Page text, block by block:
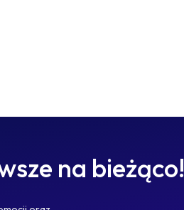
na bieżąco!